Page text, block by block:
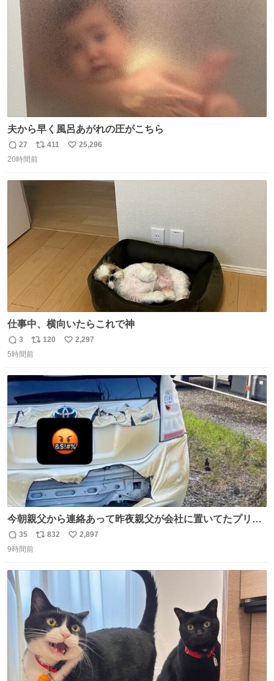
よ不老不死でいてくれ
数
夫から早く風呂あがれの圧がこちら
返
信
27
リ
ポ
411
い
25,296
20時間前
仕事中、横向いたらこれで神
返
信
3
リ
ポ
ト
数
120
い
数
2,297
5時間前
今朝親父から連絡あって昨夜親父が会社に置いてたプリウ
スが燃えたらしく、距離と経年でバッテリーイカれてた
か？って思ったら放火らしいし隣のトラックも一部燃えた
変わらないから犯人野放しらしい。
返
信
35
リ
数
832
い
2,897
9時間前